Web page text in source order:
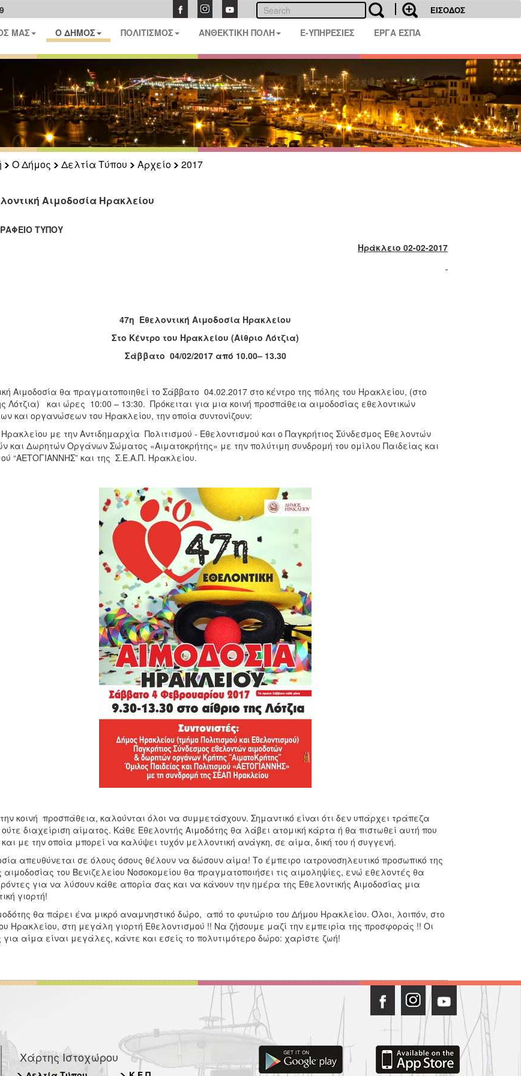
ΕΙΣΟΔΟΣ
ΜΑΣ Ο ΔΗΜΟΣ ΠΟΛΙΤΙΣΜΟΣ ΑΝΘΕΚΤΙΚΗ ΠΟΛΗ E-ΥΠΗΡΕΣΙΕΣ ΕΡΓΑ ΕΣΠΑ
Ο Δήμος Δελτία Τύπου Αρχείο
2017
Αιμοδοσία Ηρακλείου
ΤΥΠΟΥ
Ηράκλειο 02-02-2017
47η Εθελοντική Αιμοδοσία Ηρακλείου
Στο Κέντρο του Ηρακλείου (Αίθριο Λότζια)
Σάββατο 04/02/2017 από 10.00– 13.30
Αιμοδοσία θα πραγματοποιηθεί το Σάββατο 04.02.2017 στο κέντρο της πόλης του Ηρακλείου, (στο
Λότζια) και ώρες 10:00 – 13:30. Πρόκειται για μια κοινή προσπάθεια αιμοδοσίας εθελοντικών
και οργανώσεων του Ηρακλείου, την οποία συντονίζουν:
με την Αντιδημαρχία Πολιτισμού - Εθελοντισμού και ο Παγκρήτιος Σύνδεσμος Εθελοντών
και Δωρητών Οργάνων Σώματος «Αιματοκρήτης» με την πολύτιμη συνδρομή του ομίλου Παιδείας και
“ΑΕΤΟΓΙΑΝΝΗΣ” και της Σ.Ε.Α.Π. Ηρακλείου.
την κοινή προσπάθεια, καλούνται όλοι να συμμετάσχουν. Σημαντικό είναι ότι δεν υπάρχει τράπεζα
διαχείριση αίματος. Κάθε Εθελοντής Αιμοδότης θα λάβει ατομική κάρτα ή θα πιστωθεί αυτή που
και με την οποία μπορεί να καλύψει τυχόν μελλοντική ανάγκη, σε αίμα, δική του ή συγγενή.
απευθύνεται σε όλους όσους θέλουν να δώσουν αίμα! Το έμπειρο ιατρονοσηλευτικό προσωπικό της
του Βενιζελείου Νοσοκομείου θα πραγματοποιήσει τις αιμοληψίες, ενώ εθελοντές θα
για να λύσουν κάθε απορία σας και να κάνουν την ημέρα της Εθελοντικής Αιμοδοσίας μια
γιορτή!
θα πάρει ένα μικρό αναμνηστικό δώρο, από το φυτώριο του Δήμου Ηρακλείου. Όλοι, λοιπόν, στο
Ηρακλείου, στη μεγάλη γιορτή Εθελοντισμού !! Να ζήσουμε μαζί την εμπειρία της προσφοράς !! Οι
αίμα είναι μεγάλες, κάντε και εσείς το πολυτιμότερο δώρο: χαρίστε ζωή!
Χάρτης Ιστοχώρου